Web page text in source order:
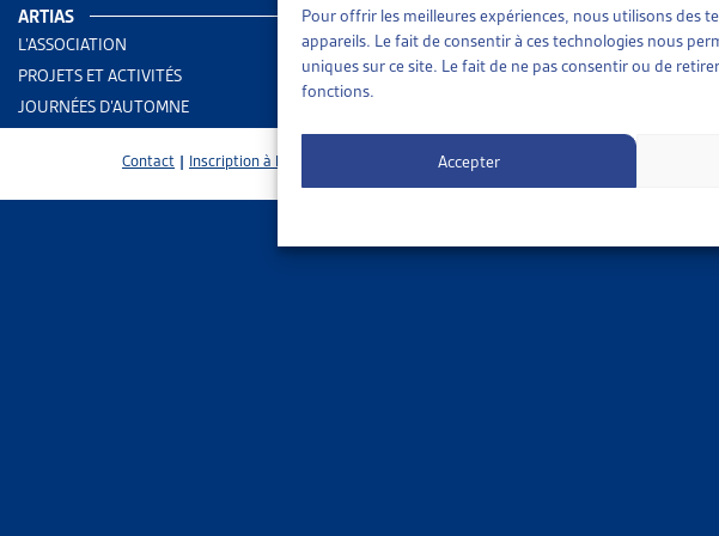
Pour offrir les meilleures expériences, nous utilisons des
appareils. Le fait de consentir à ces technologies nous
uniques sur ce site. Le fait de ne pas consentir ou de
fonctions.
Accepter
ARTIAS
L’ASSOCIATION
PROJETS ET ACTIVITÉS
JOURNÉES D’AUTOMNE
Contact | Inscription à la Newsletter
PMEDA suffisent déjà à